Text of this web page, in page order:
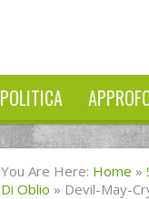
POLITICA
You Are Here: Home »
Di Oblio » Devil-May-